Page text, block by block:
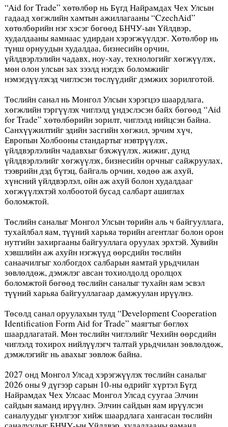
“Aid for Trade” хөтөлбөр нь Бүгд Найрамдах Чех Улсын
гадаад хөгжлийн хамтын ажиллагааны “CzechAid”
хөтөлбөрийн нэг хэсэг бөгөөд БНЧУ-ын Үйлдвэр,
худалдааны яамнаас удирдан хэрэгжүүлдэг. Хөтөлбөр нь
түнш орнуудын худалдаа, бизнесийн орчин,
үйлдвэрлэлийн чадавх, ноу-хау, технологийг хөгжүүлэх,
мөн олон улсын зах зээлд нэгдэх боломжийг
нэмэгдүүлэхэд чиглэсэн төслүүдийг дэмжих зорилготой.
Төслийн санал нь Монгол Улсын хэрэгцээ шаардлага,
хөгжлийн тэргүүлэх чиглэлд үндэслэсэн байх бөгөөд “Aid
for Trade” хөтөлбөрийн зорилт, чиглэлд нийцсэн байна.
Санхүүжилтийг эдийн засгийн хөгжил, эрчим хүч,
Европын Холбооны стандартыг нэвтрүүлэх,
үйлдвэрлэлийн чадавхыг бэхжүүлэх, жижиг, дунд
үйлдвэрлэлийг хөгжүүлэх, бизнесийн орчныг сайжруулах,
тээврийн дэд бүтэц, байгаль орчин, хөдөө аж ахуй,
хүнсний үйлдвэрлэл, ойн аж ахуй болон худалдааг
хөгжүүлэхтэй холбоотой бусад салбарт ашиглах
боломжтой.
Төслийн саналыг Монгол Улсын төрийн аль ч байгууллага,
тухайлбал яам, түүний харьяа төрийн агентлаг болон орон
нутгийн захиргааны байгууллага оруулах эрхтэй. Хувийн
хэвшлийн аж ахуйн нэгжүүд өөрсдийн төслийн
санаачилгыг холбогдох салбарын яамтай урьдчилан
зөвлөлдөж, дэмжлэг авсан тохиолдолд оролцох
боломжтой бөгөөд төслийн саналыг тухайн яам эсвэл
түүний харьяа байгууллагаар дамжуулан ирүүлнэ.
Төсөлд санал оруулахын тулд “Development Cooperation
Identification Form Aid for Trade” маягтыг бөглөх
шаардлагатай. Мөн төслийн чиглэлийг Чехийн өөрсдийн
чиглэлд тохирох нийлүүлэгч талтай урьдчилан зөвлөлдөж,
дэмжлэгийг нь авахыг зөвлөж байна.
2027 онд Монгол Улсад хэрэгжүүлэх төслийн саналыг
2026 оны 9 дүгээр сарын 10-ны өдрийг хүртэл Бүгд
Найрамдах Чех Улсаас Монгол Улсад суугаа Элчин
сайдын яаманд ирүүлнэ. Элчин сайдын яам ирүүлсэн
саналуудыг үнэлгээг хийж шаардлага хангасан төслийн